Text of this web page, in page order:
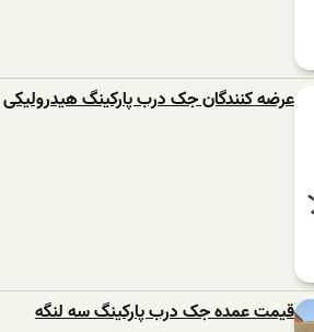
عرضه کنندگان جک درب پارکینگ هیدرولیکی
قیمت عمده جک درب پارکینگ سه لنگه